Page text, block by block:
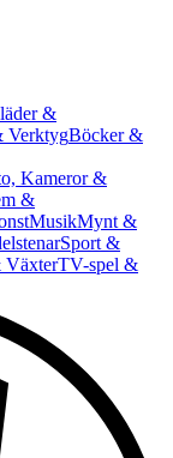
&
VerktygBöcker &
Kameror &
&
MusikMynt &
Sport &
VäxterTV-spel &